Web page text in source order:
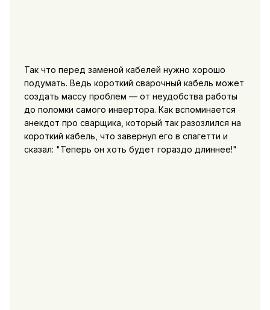
Так что перед заменой кабелей нужно хорошо
подумать. Ведь короткий сварочный кабель может
создать массу проблем — от неудобства работы
до поломки самого инвертора. Как вспоминается
анекдот про сварщика, который так разозлился на
короткий кабель, что завернул его в спагетти и
сказал: "Теперь он хоть будет гораздо длиннее!"